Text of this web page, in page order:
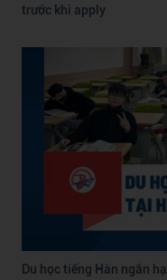
trước khi apply
Du học tiếng Hàn ngắn